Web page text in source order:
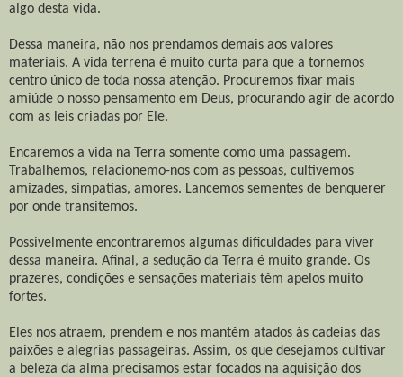
algo desta vida.
Dessa maneira, não nos prendamos demais aos valores
materiais. A vida terrena é muito curta para que a tornemos
centro único de toda nossa atenção. Procuremos fixar mais
amiúde o nosso pensamento em Deus, procurando agir de acordo
com as leis criadas por Ele.
Encaremos a vida na Terra somente como uma passagem.
Trabalhemos, relacionemo-nos com as pessoas, cultivemos
amizades, simpatias, amores. Lancemos sementes de benquerer
por onde transitemos.
Possivelmente encontraremos algumas dificuldades para viver
dessa maneira. Afinal, a sedução da Terra é muito grande. Os
prazeres, condições e sensações materiais têm apelos muito
fortes.
Eles nos atraem, prendem e nos mantêm atados às cadeias das
paixões e alegrias passageiras. Assim, os que desejamos cultivar
a beleza da alma precisamos estar focados na aquisição dos